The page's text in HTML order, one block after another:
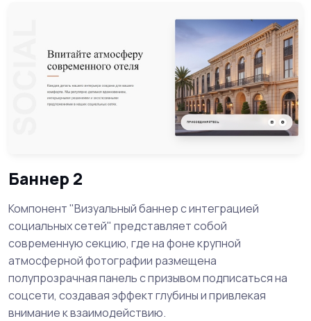
Баннер 2
Компонент "Визуальный баннер с интеграцией
социальных сетей" представляет собой
современную секцию, где на фоне крупной
атмосферной фотографии размещена
полупрозрачная панель с призывом подписаться на
соцсети, создавая эффект глубины и привлекая
внимание к взаимодействию.